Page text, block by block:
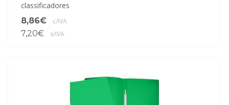
classificadores
8,86€
c/IVA
7,20€ s/IVA